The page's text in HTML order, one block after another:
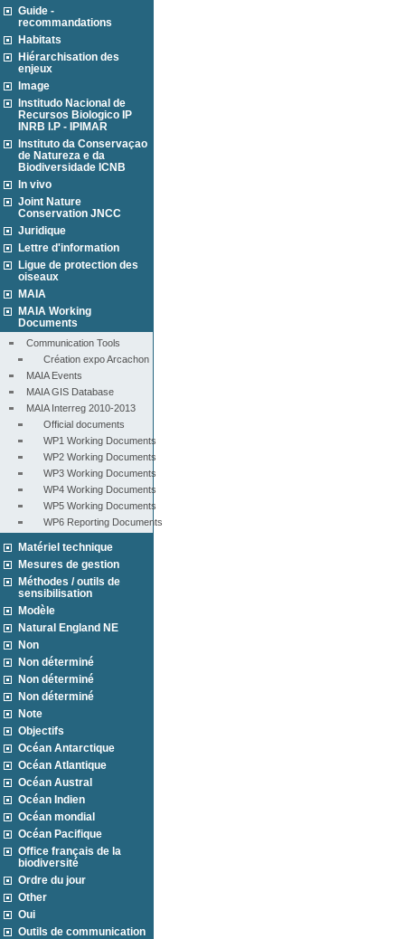
Guide -
recommandations
Habitats
Hiérarchisation des
enjeux
Image
Institudo Nacional de
Recursos Biologico IP
INRB I.P - IPIMAR
Instituto da Conservaçao
de Natureza e da
Biodiversidade ICNB
In vivo
Joint Nature
Conservation JNCC
Juridique
Lettre d'information
Ligue de protection des
oiseaux
MAIA
MAIA Working
Documents
Communication Tools
Création expo Arcachon
MAIA Events
MAIA GIS Database
MAIA Interreg 2010-2013
Official documents
WP1 Working Documents
WP2 Working Documents
WP3 Working Documents
WP4 Working Documents
WP5 Working Documents
WP6 Reporting Documents
Matériel technique
Mesures de gestion
Méthodes / outils de
sensibilisation
Modèle
Natural England NE
Non
Non déterminé
Non déterminé
Non déterminé
Note
Objectifs
Océan Antarctique
Océan Atlantique
Océan Austral
Océan Indien
Océan mondial
Océan Pacifique
Office français de la
biodiversité
Ordre du jour
Other
Oui
Outils de communication